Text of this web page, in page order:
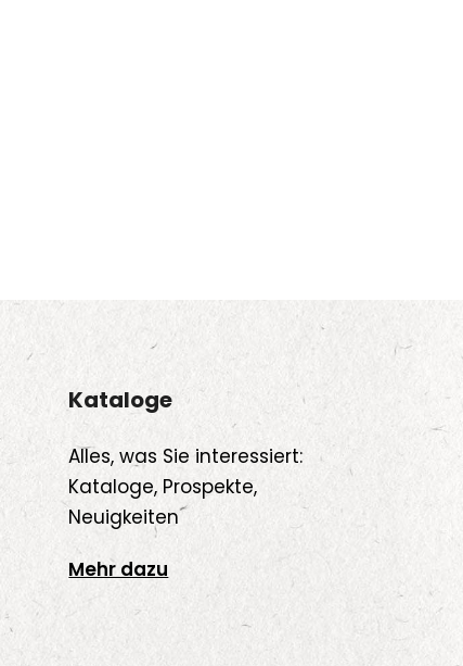
Kataloge
Alles, was Sie interessiert:
Kataloge, Prospekte,
Neuigkeiten
Mehr dazu